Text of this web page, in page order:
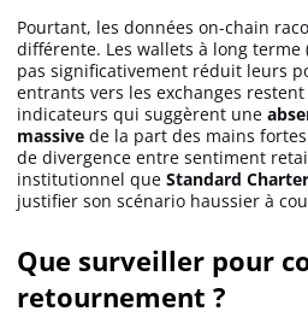
Pourtant, les données on-chain
différente. Les wallets à long terme
pas significativement réduit leurs
entrants vers les exchanges
indicateurs qui suggèrent une
massive de la part des mains
de divergence entre sentiment
institutionnel que Standard
justifier son scénario haussier à
Que surveiller pour
retournement ?